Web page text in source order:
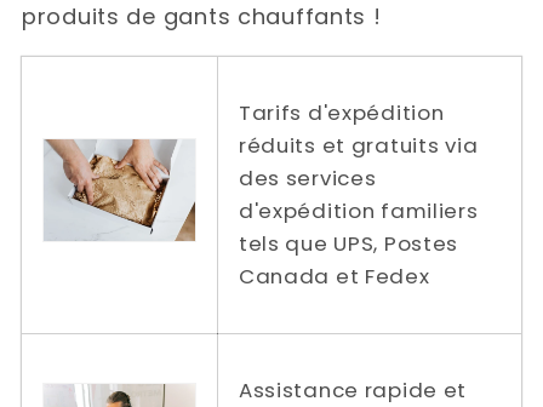
produits de gants chauffants !
Tarifs d'expédition
réduits et gratuits via
des services
d'expédition familiers
tels que UPS, Postes
Canada et Fedex
Assistance rapide et